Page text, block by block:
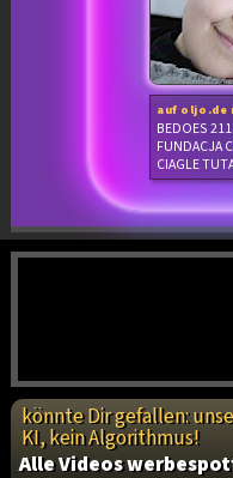
auf oljo.de
BEDOES
FUNDACJA
CIAGLE
könnte Dir gefallen:
KI, kein Algorithmus!
Alle Videos